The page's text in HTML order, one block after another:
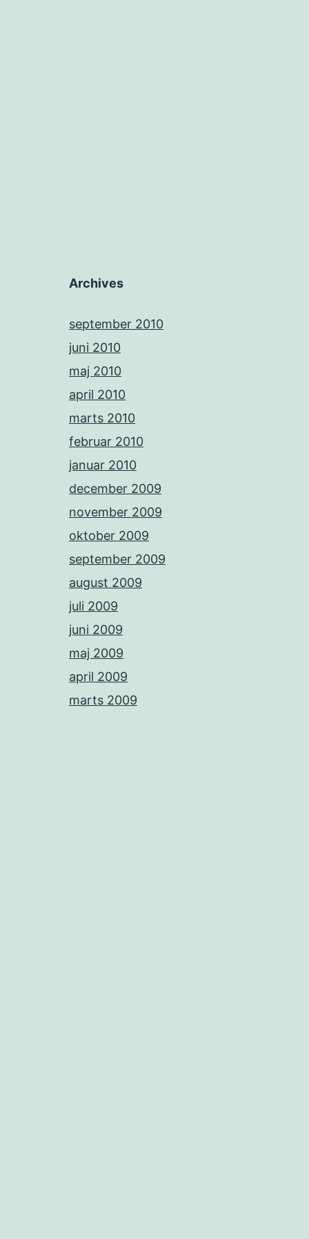
Archives
september 2010
juni 2010
maj 2010
april 2010
marts 2010
februar 2010
januar 2010
december 2009
november 2009
oktober 2009
september 2009
august 2009
juli 2009
juni 2009
maj 2009
april 2009
marts 2009